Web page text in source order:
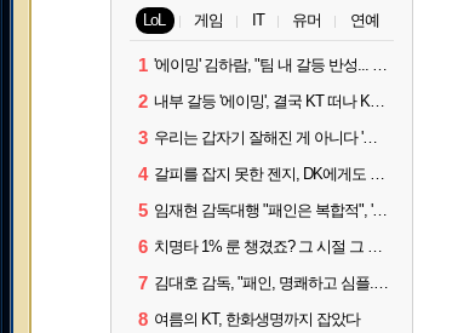
LoL 게임 IT 유머 연예
1 '에이밍' 김하람, "팀 내 갈등 반성... 끝까지 뛰고 싶었다"
2 내부 갈등 '에이밍', 결국 KT 떠나 KRX로...'지우'와 트레이드
3 우리는 갑자기 잘해진 게 아니다 '씨맥' 김대호 감독의 자신감
4 갈피를 잡지 못한 젠지, DK에게도 0:2 패배
5 임재현 감독대행 "패인은 복합적", '도란' "팀에 과부하 왔다"
6 치명타 1% 룬 챙겼죠? 그 시절 그 감성 '롤 클래식' 30일 출시
7 김대호 감독, "패인, 명쾌하고 심플...다시 힘낼 수 있어"
8 여름의 KT, 한화생명까지 잡았다